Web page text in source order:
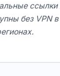
ссылки
без VPN